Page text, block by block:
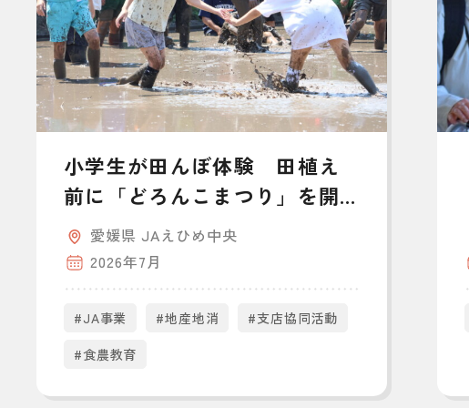
小学生が田んぼ体験 田植え
前に「どろんこまつり」を開
催 愛媛県 JAえひめ中央
2026年7月
#JA事業 #地産地消
#支店協同活動
#食農教育